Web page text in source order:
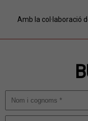
Amb la col·laboració